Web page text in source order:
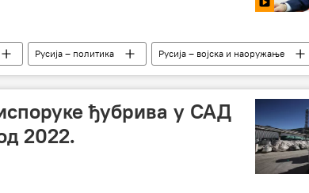
Русија – политика
Русија – војска и наоружање
ђубрива у САД
2022.